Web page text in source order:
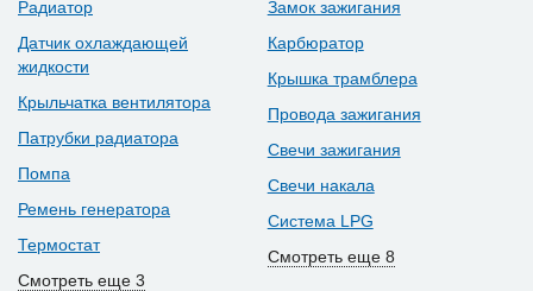
Радиатор
Датчик охлаждающей
жидкости
Крыльчатка вентилятора
Патрубки радиатора
Помпа
Ремень генератора
Термостат
Смотреть еще 3
Замок зажигания
Карбюратор
Крышка трамблера
Провода зажигания
Свечи зажигания
Свечи накала
Система LPG
Смотреть еще 8